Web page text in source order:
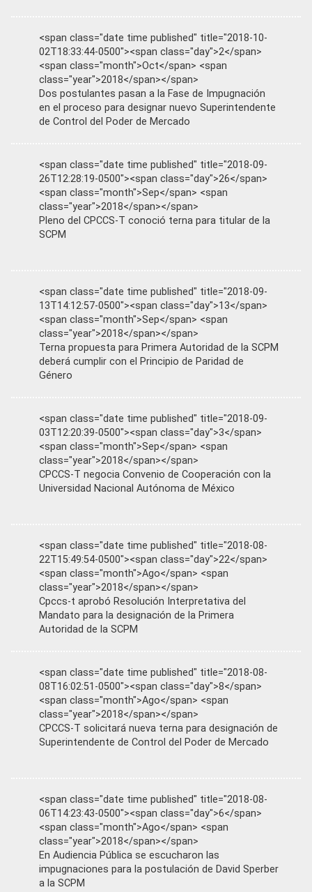
<span class="date time published" title="2018-10-
02T18:33:44-0500"><span class="day">2</span>
<span class="month">Oct</span> <span
class="year">2018</span></span>
Dos postulantes pasan a la Fase de Impugnación
en el proceso para designar nuevo Superintendente
de Control del Poder de Mercado
<span class="date time published" title="2018-09-
26T12:28:19-0500"><span class="day">26</span>
<span class="month">Sep</span> <span
class="year">2018</span></span>
Pleno del CPCCS-T conoció terna para titular de la
SCPM
<span class="date time published" title="2018-09-
13T14:12:57-0500"><span class="day">13</span>
<span class="month">Sep</span> <span
class="year">2018</span></span>
Terna propuesta para Primera Autoridad de la SCPM
deberá cumplir con el Principio de Paridad de
Género
<span class="date time published" title="2018-09-
03T12:20:39-0500"><span class="day">3</span>
<span class="month">Sep</span> <span
class="year">2018</span></span>
CPCCS-T negocia Convenio de Cooperación con la
Universidad Nacional Autónoma de México
<span class="date time published" title="2018-08-
22T15:49:54-0500"><span class="day">22</span>
<span class="month">Ago</span> <span
class="year">2018</span></span>
Cpccs-t aprobó Resolución Interpretativa del
Mandato para la designación de la Primera
Autoridad de la SCPM
<span class="date time published" title="2018-08-
08T16:02:51-0500"><span class="day">8</span>
<span class="month">Ago</span> <span
class="year">2018</span></span>
CPCCS-T solicitará nueva terna para designación de
Superintendente de Control del Poder de Mercado
<span class="date time published" title="2018-08-
06T14:23:43-0500"><span class="day">6</span>
<span class="month">Ago</span> <span
class="year">2018</span></span>
En Audiencia Pública se escucharon las
impugnaciones para la postulación de David Sperber
a la SCPM